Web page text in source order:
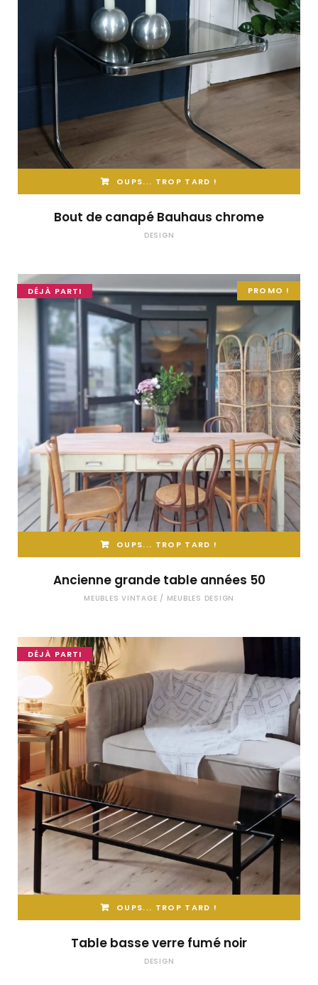
OUPS... TROP TARD !
Bout de canapé Bauhaus chrome
DESIGN
PROMO !
DÉJÀ PARTI
OUPS... TROP TARD !
Ancienne grande table années 50
MEUBLES VINTAGE / MEUBLES DESIGN
DÉJÀ PARTI
OUPS... TROP TARD !
Table basse verre fumé noir
DESIGN